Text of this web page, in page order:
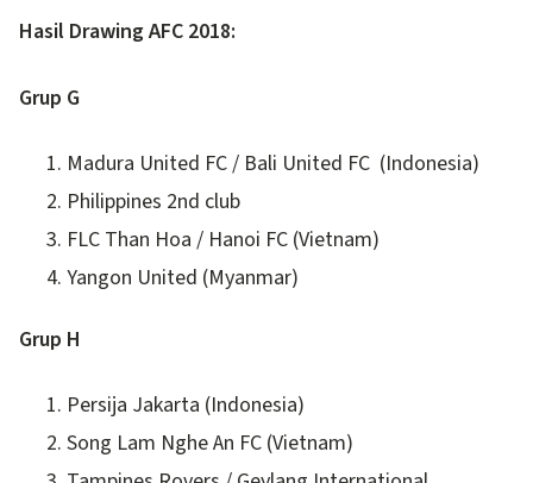
Hasil Drawing AFC 2018:
Grup G
Madura United FC / Bali United FC (Indonesia)
Philippines 2nd club
FLC Than Hoa / Hanoi FC (Vietnam)
Yangon United (Myanmar)
Grup H
Persija Jakarta (Indonesia)
Song Lam Nghe An FC (Vietnam)